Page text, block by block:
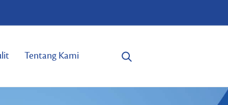
Tentang Kami